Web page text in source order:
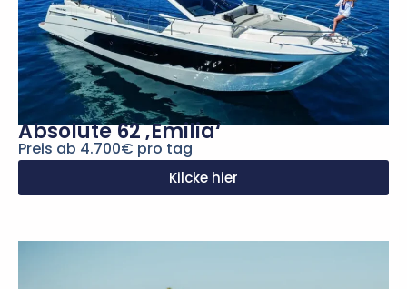
Absolute 62 ‚Emilia‘
Preis ab 4.700€ pro tag
Kilcke hier